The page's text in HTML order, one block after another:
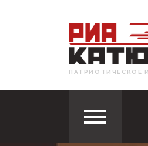
ПАТРИОТИЧЕСКОЕ